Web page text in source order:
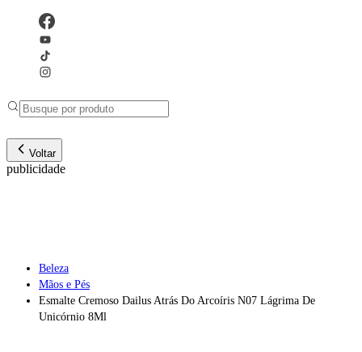
Voltar
publicidade
Beleza
Mãos e Pés
Esmalte Cremoso Dailus Atrás Do Arcoíris N07 Lágrima De
Unicórnio 8Ml